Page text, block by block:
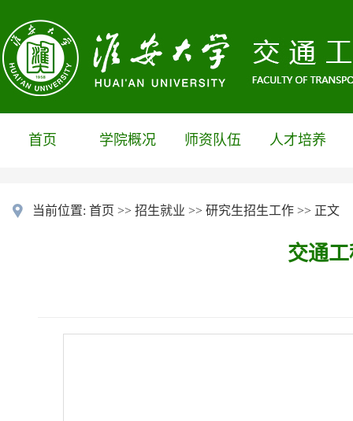
首页 学院概况 师资队伍 人才培养
当前位置: 首页 >> 招生就业 >> 研究生招生工作 >> 正文
交通